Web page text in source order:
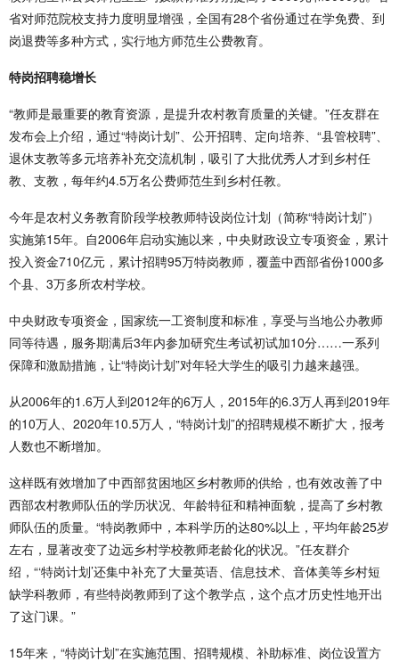
省对师范院校支持力度明显增强，全国有28个省份通过在学免费、到
岗退费等多种方式，实行地方师范生公费教育。
特岗招聘稳增长
“教师是最重要的教育资源，是提升农村教育质量的关键。”任友群在
发布会上介绍，通过“特岗计划”、公开招聘、定向培养、“县管校聘”、
退休支教等多元培养补充交流机制，吸引了大批优秀人才到乡村任
教、支教，每年约4.5万名公费师范生到乡村任教。
今年是农村义务教育阶段学校教师特设岗位计划（简称“特岗计划”）
实施第15年。自2006年启动实施以来，中央财政设立专项资金，累计
投入资金710亿元，累计招聘95万特岗教师，覆盖中西部省份1000多
个县、3万多所农村学校。
中央财政专项资金，国家统一工资制度和标准，享受与当地公办教师
同等待遇，服务期满后3年内参加研究生考试初试加10分……一系列
保障和激励措施，让“特岗计划”对年轻大学生的吸引力越来越强。
从2006年的1.6万人到2012年的6万人，2015年的6.3万人再到2019年
的10万人、2020年10.5万人，“特岗计划”的招聘规模不断扩大，报考
人数也不断增加。
这样既有效增加了中西部贫困地区乡村教师的供给，也有效改善了中
西部农村教师队伍的学历状况、年龄特征和精神面貌，提高了乡村教
师队伍的质量。“特岗教师中，本科学历的达80%以上，平均年龄25岁
左右，显著改变了边远乡村学校教师老龄化的状况。”任友群介
绍，“‘特岗计划’还集中补充了大量英语、信息技术、音体美等乡村短
缺学科教师，有些特岗教师到了这个教学点，这个点才历史性地开出
了这门课。”
15年来，“特岗计划”在实施范围、招聘规模、补助标准、岗位设置方